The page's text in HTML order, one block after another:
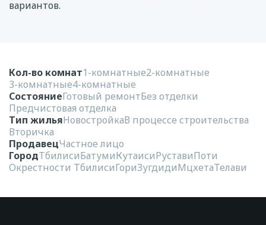
вариантов.
Кол-во комнат1-комнатные2-комнатные
3-комнатные4-комнатные
СостояниеГотовый ремонтБез отделки
Предчистовая отделка
Тип жильяНовостройкаВ процессе строительства
Вторичка
ПродавецЧастное лицо
ГородТбилисиБатумиКутаисиРуставиПоти
Окрестности ТбилисиГориЗугдидиМцхетаТелави